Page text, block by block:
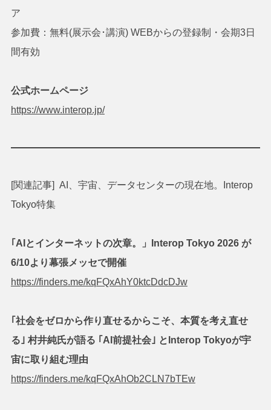
ア
参加費：無料(展示会･講演) WEBからの登録制・会期3日
間有効
公式ホームページ
https://www.interop.jp/
[関連記事] AI、宇宙、データセンターの現在地。Interop
Tokyo特集
｢AIとインターネットの次章。」Interop Tokyo 2026 が
6/10より幕張メッセで開催
https://finders.me/kqFQxAhY0ktcDdcDJw
｢社会をゼロから作り直せるからこそ、本質を考え直せ
る｣ 村井純氏が語る ｢AI前提社会｣ とInterop Tokyoが宇
宙に取り組む理由
https://finders.me/kqFQxAhOb2CLN7bTEw